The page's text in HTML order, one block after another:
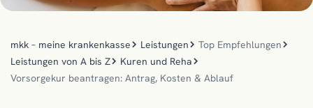
mkk – meine krankenkasse Leistungen
Top Empfehlungen
Leistungen von A bis Z
Kuren und Reha
Vorsorgekur beantragen: Antrag, Kosten & Ablauf